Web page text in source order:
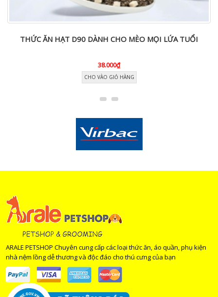
THỨC ĂN HẠT D90 DÀNH CHO MÈO MỌI LỨA TUỔI
38.000₫
CHO VÀO GIỎ HÀNG
ARALE PETSHOP Chuyên cung cấp các loại thức ăn, áo quần, phụ kiện
nhà nệm lồng dễ thương và độc đáo cho thú cưng của bạn